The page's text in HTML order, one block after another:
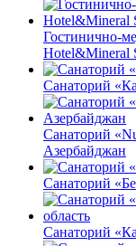
Гостинично-
Hotel&Mineral
Санаторий
Санаторий
Азербайджан
Санаторий
Санаторий